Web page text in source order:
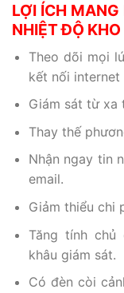
LỢI ÍCH
NHIỆT ĐỘ
Theo dõi mọi
kết nối
Giám sát từ xa
Thay thế
Nhận ngay tin
email.
Giảm thiểu chi
Tăng tính
khâu giám sát.
Có đèn còi